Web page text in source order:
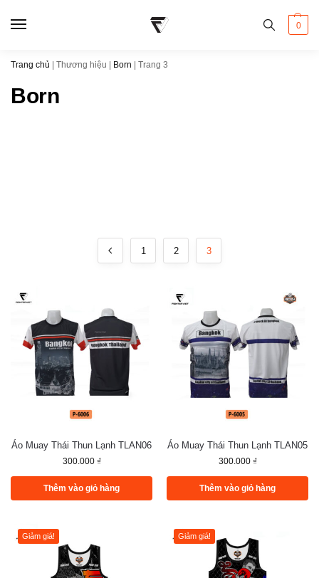
0
Trang chủ Thương hiệu Born Trang 3
Born
1 2 3
Áo Muay Thái Thun Lạnh TLAN06
300.000 ₫
Thêm vào giỏ hàng
Áo Muay Thái Thun Lạnh TLAN05
300.000 ₫
Thêm vào giỏ hàng
Giảm giá! Giảm giá!